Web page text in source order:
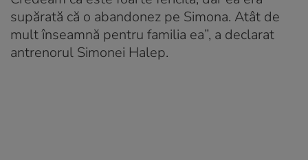
supărată că o abandonez pe Simona. Atât de
mult înseamnă pentru familia ea”, a declarat
antrenorul Simonei Halep.